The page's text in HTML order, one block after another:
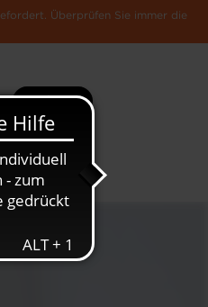
Überprüfen Sie immer die
Mehr